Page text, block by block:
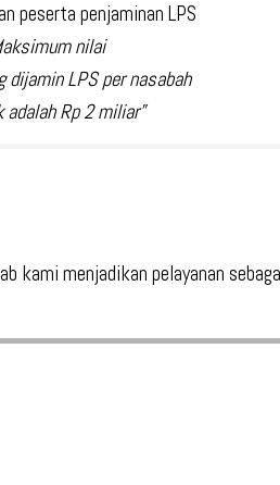
peserta penjaminan LPS
nilai
dijamin LPS per nasabah
adalah Rp 2 miliar”
kami menjadikan pelayanan